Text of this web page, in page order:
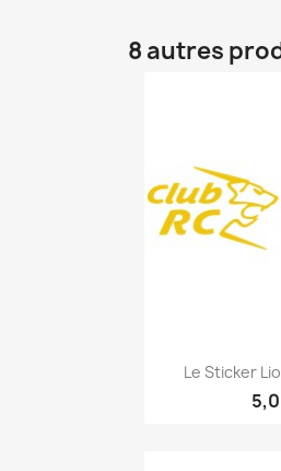
8 autres

Le Sticker